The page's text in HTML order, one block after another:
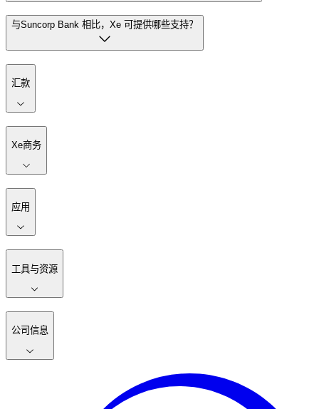
与Suncorp Bank 相比，Xe 可提供哪些支持？
汇款
Xe商务
应用
工具与资源
公司信息